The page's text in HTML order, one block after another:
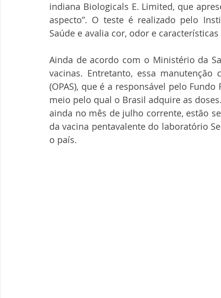
indiana Biologicals E. Limited, que
aspecto”. O teste é realizado pelo
Saúde e avalia cor, odor e
Ainda de acordo com o Ministério da
vacinas. Entretanto, essa manutenção
(OPAS), que é a responsável pelo
meio pelo qual o Brasil adquire as
ainda no mês de julho corrente, estão
da vacina pentavalente do laboratório
o país.